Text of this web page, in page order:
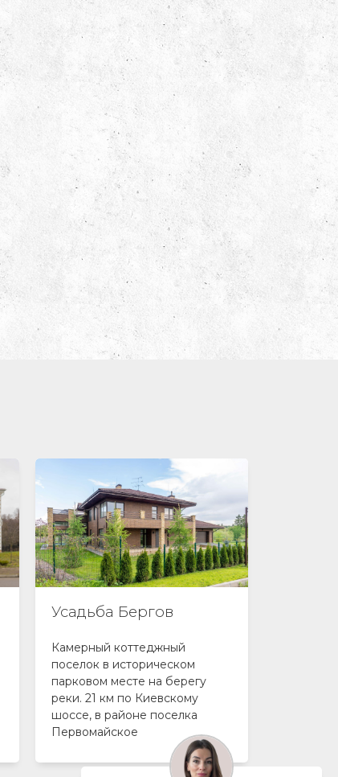
Усадьба Бергов
Камерный коттеджный
поселок в историческом
парковом месте на берегу
реки. 21 км по Киевскому
шоссе, в районе поселка
Первомайское